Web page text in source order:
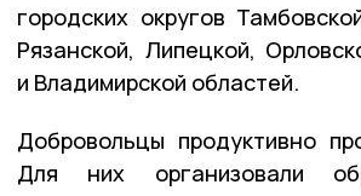
городских округов
Рязанской, Липецкой,
и Владимирской областей.
Добровольцы продуктивно
Для них организовали